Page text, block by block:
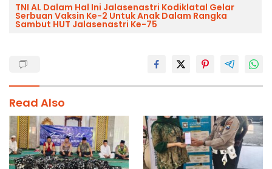
TNI AL Dalam Hal Ini Jalasenastri Kodiklatal Gelar
Serbuan Vaksin Ke-2 Untuk Anak Dalam Rangka
Sambut HUT Jalasenastri Ke-75
Read Also